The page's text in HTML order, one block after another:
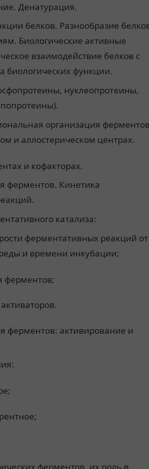
Денатурация.
белков. Разнообразие
Биологические активные
взаимодействие белков с
биологических функции.
нуклеопротеины,
организация
и аллостерическом центрах.
и кофакторах.
ферментов. Кинетика
катализа:
ферментативных реакций от
и времени инкубации;
ферментов;
ферментов: активирование и